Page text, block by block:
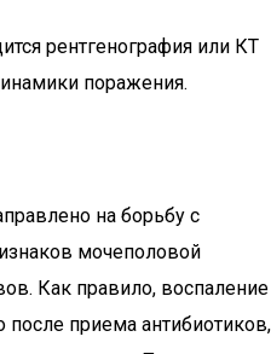
рентгенография или КТ
поражения.
на борьбу с
мочеполовой
Как правило, воспаление
после приема антибиотиков,